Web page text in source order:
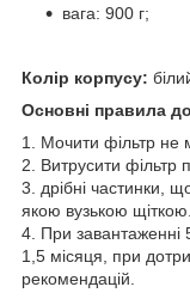
вага: 900 г;
Колір корпусу:
Основні правила
1. Мочити фільтр не
2. Витрусити фільтр
3. дрібні частинки,
якою вузькою щіткою.
4. При завантаженні
1,5 місяця, при
рекомендацій.